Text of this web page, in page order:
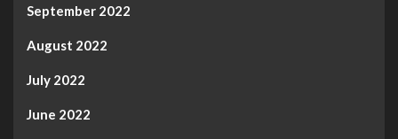
September 2022
August 2022
July 2022
June 2022